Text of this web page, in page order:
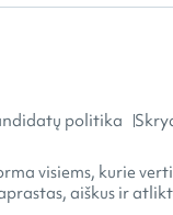
politika
visiems, kurie
aiškus ir